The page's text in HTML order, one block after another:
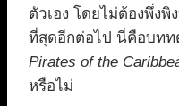
ตัวเอง โดยไม่ต้องพึ่งพิ
ที่สุดอีกต่อไป นี่คือบทท
Pirates of the
หรือไม่